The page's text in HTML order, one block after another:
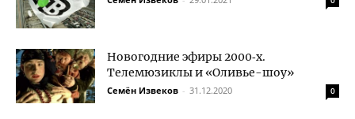
Новогодние эфиры 2000‑х.
Телемюзиклы и «Оливье-шоу»
Семён Извеков - 31.12.2020 0